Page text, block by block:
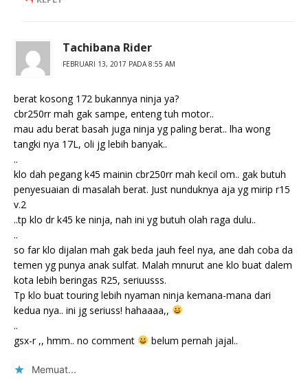
Tachibana Rider
FEBRUARI 13, 2017 PADA 8:55 AM
berat kosong 172 bukannya ninja ya?
cbr250rr mah gak sampe, enteng tuh motor..
mau adu berat basah juga ninja yg paling berat.. lha wong
tangki nya 17L, oli jg lebih banyak..
..
klo dah pegang k45 mainin cbr250rr mah kecil om.. gak butuh
penyesuaian di masalah berat. Just nunduknya aja yg mirip r15
v.2
..tp klo dr k45 ke ninja, nah ini yg butuh olah raga dulu..
..
so far klo dijalan mah gak beda jauh feel nya, ane dah coba da
temen yg punya anak sulfat. Malah mnurut ane klo buat dalem
kota lebih beringas R25, seriuusss.
Tp klo buat touring lebih nyaman ninja kemana-mana dari
kedua nya.. ini jg seriuss! hahaaaa,,
..
gsx-r ,, hmm.. no comment
belum pernah jajal..
Memuat...